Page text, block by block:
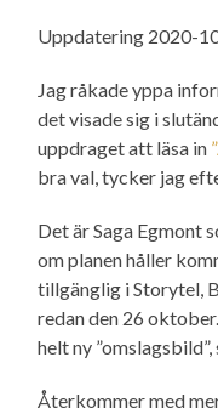
Uppdatering 2020-
Jag råkade yppa
det visade sig i
uppdraget att läsa in
bra val, tycker jag
Det är Saga Egmont
om planen håller
tillgänglig i Storytel,
redan den 26
helt ny
Återkommer med